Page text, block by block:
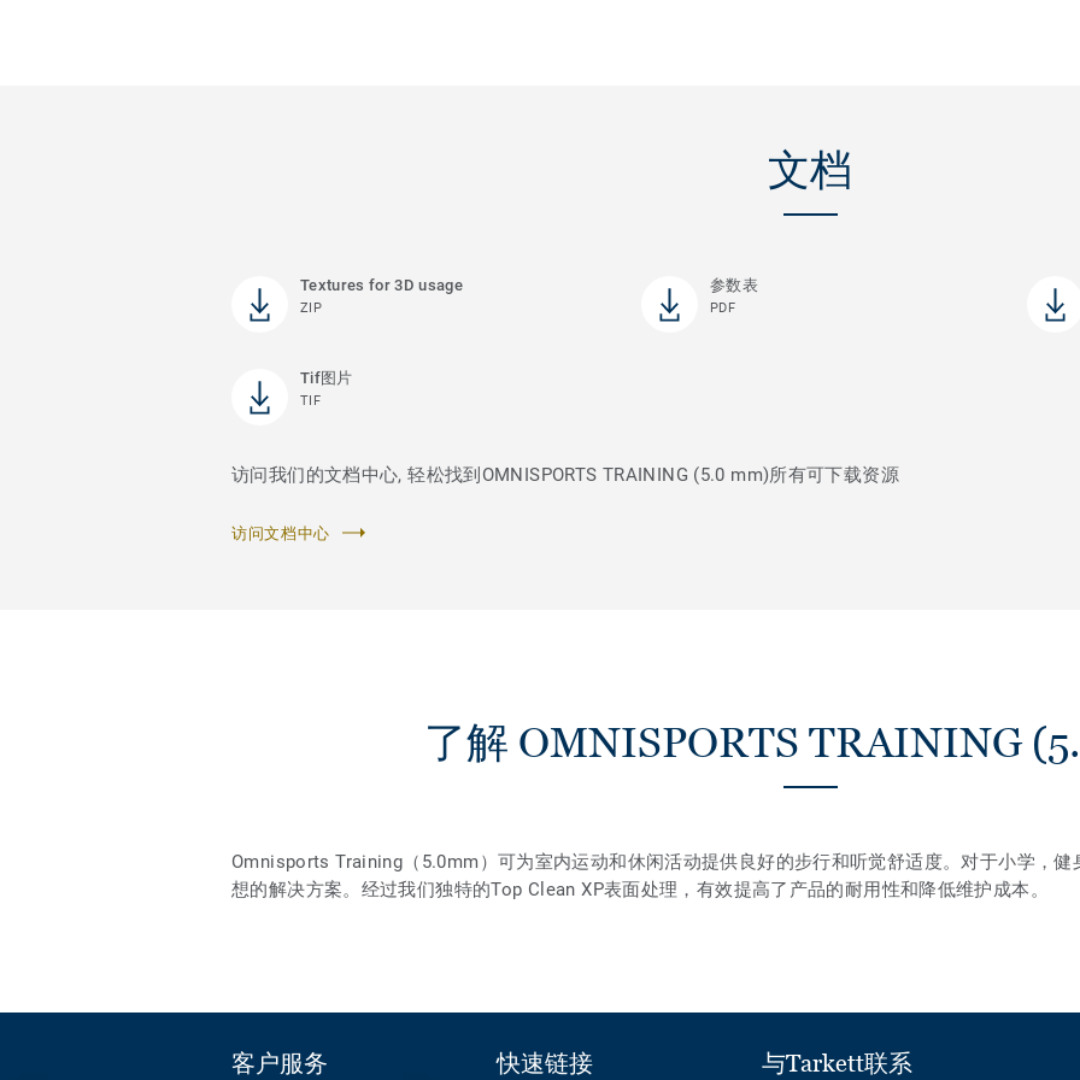
文档
Textures for 3D usage
ZIP
参数表
PDF
Tif图片
TIF
访问我们的文档中心, 轻松找到OMNISPORTS TRAINING (5.0 mm)所有可下载资源
访问文档中心
了解 OMNISPORTS TRAINING
Omnisports Training（5.0mm）可为室内运动和休闲活动提供良好的步行和听觉舒适度。对于小学，
想的解决方案。经过我们独特的Top Clean XP表面处理，有效提高了产品的耐用性和降低维护成本。
客户服务 快速链接 与Tarkett联系